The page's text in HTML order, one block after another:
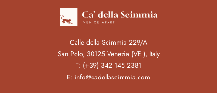
Calle della Scimmia 229/A
San Polo, 30125 Venezia (VE ), Italy
T: (+39) 342 145 2381
E: info@cadellascimmia.com